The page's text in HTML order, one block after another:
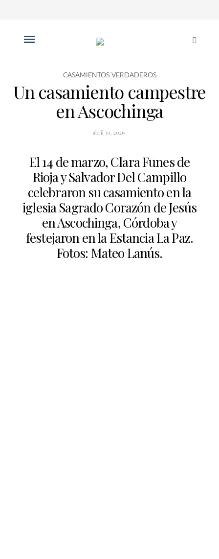
CASAMIENTOS VERDADEROS
Un casamiento campestre
en Ascochinga
abril 30, 2026
El 14 de marzo, Clara Funes de
Rioja y Salvador Del Campillo
celebraron su casamiento en la
iglesia Sagrado Corazón de Jesús
en Ascochinga, Córdoba y
festejaron en la Estancia La Paz.
Fotos: Mateo Lanús.